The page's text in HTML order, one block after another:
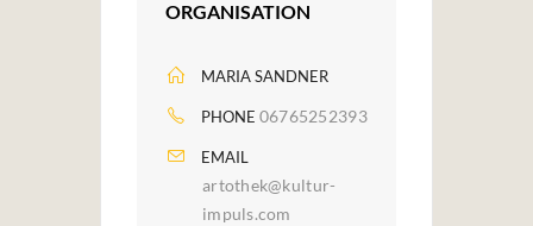
ORGANISATION
MARIA SANDNER
PHONE 06765252393
EMAIL
artothek@kultur-
impuls.com